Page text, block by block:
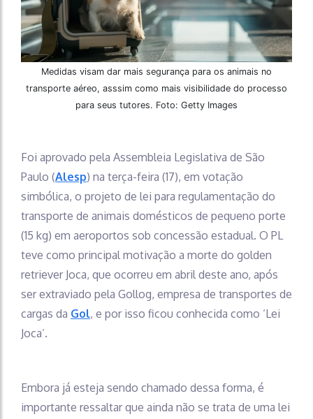
Medidas visam dar mais segurança para os animais no
transporte aéreo, asssim como mais visibilidade do processo
para seus tutores. Foto: Getty Images
Foi aprovado pela Assembleia Legislativa de São
Paulo (Alesp) na terça-feira (17), em votação
simbólica, o projeto de lei para regulamentação do
transporte de animais domésticos de pequeno porte
(15 kg) em aeroportos sob concessão estadual. O PL
teve como principal motivação a morte do golden
retriever Joca, que ocorreu em abril deste ano, após
ser extraviado pela Gollog, empresa de transportes de
cargas da Gol, e por isso ficou conhecida como ‘Lei
Joca’.
Embora já esteja sendo chamado dessa forma, é
importante ressaltar que ainda não se trata de uma lei